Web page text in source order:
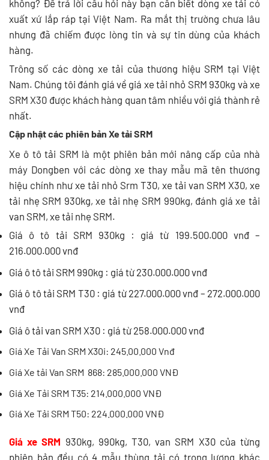
không? Để trả lời câu hỏi này bạn cần biết dòng xe tải có
xuất xứ lắp ráp tại Việt Nam. Ra mắt thị trường chưa lâu
nhưng đã chiếm được lòng tin và sự tin dùng của khách
hàng.
Trông số các dòng xe tải của thương hiệu SRM tại Việt
Nam. Chúng tôi đánh giá về giá xe tải nhỏ SRM 930kg và xe
SRM X30 được khách hàng quan tâm nhiều với giá thành rẻ
nhất.
Cập nhật các phiên bản Xe tải SRM
Xe ô tô tải SRM là một phiên bản mới nâng cấp của nhà
máy Dongben với các dòng xe thay mẫu mã tên thương
hiệu chính như xe tải nhỏ Srm T30, xe tải van SRM X30, xe
tải nhẹ SRM 930kg, xe tải nhẹ SRM 990kg, đánh giá xe tải
van SRM, xe tải nhẹ SRM.
Giá ô tô tải SRM 930kg : giá từ 199.500.000 vnđ –
216.000.000 vnđ
Giá ô tô tải SRM 990kg : giá từ 230.000.000 vnđ
Giá ô tô tải SRM T30 : giá từ 227.000.000 vnđ – 272.000.000
vnđ
Giá ô tải van SRM X30 : giá từ 258.000.000 vnđ
Giá Xe Tải Van SRM X30i: 245.00.000 Vnđ
Giá Xe tải Van SRM 868: 285.000.000 VNĐ
Giá Xe Tải SRM T35: 214.000.000 VNĐ
Giá Xe Tải SRM T50: 224.000.000 VNĐ
Giá xe SRM 930kg, 990kg, T30, van SRM X30 của từng
phiên bản đều có 4 mẫu thùng tải có trọng lượng khác